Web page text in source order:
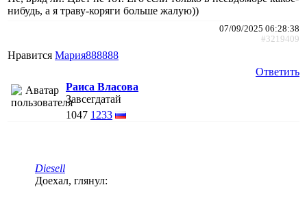
нибудь, а я траву-коряги больше жалую))
07/09/2025 06:28:38
#3219409
Нравится Мария888888
Ответить
Раиса Власова
Завсегдатай
1047 1233
Diesell
Доехал, глянул: